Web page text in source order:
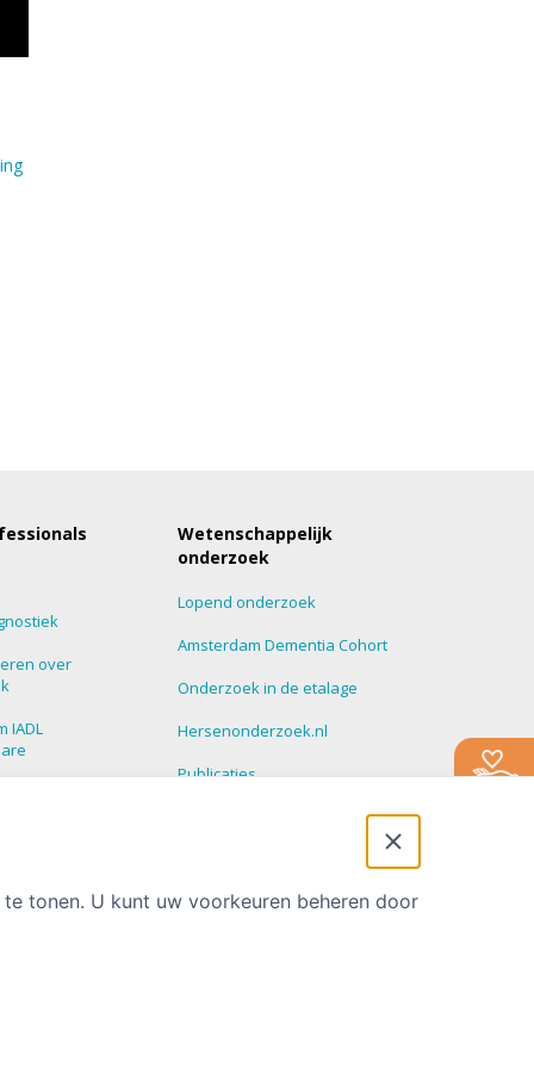
over
IADL
Wetenschappelijk
onderzoek
Lopend onderzoek
Amsterdam Dementia Cohort
Onderzoek in de etalage
Hersenonderzoek.nl
Publicaties
tonen. U kunt uw voorkeuren beheren door